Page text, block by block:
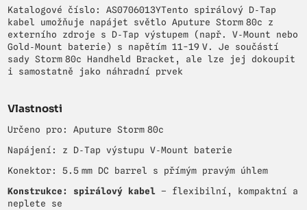
Katalogové číslo: AS0706013YTento spirálový D‑Tap
kabel umožňuje napájet světlo Aputure Storm 80c z
externího zdroje s D‑Tap výstupem (např. V‑Mount nebo
Gold‑Mount baterie) s napětím 11-19 V. Je součástí
sady Storm 80c Handheld Bracket, ale lze jej dokoupit
i samostatně jako náhradní prvek
Vlastnosti
Určeno pro: Aputure Storm 80c
Napájení: z D‑Tap výstupu V‑Mount baterie
Konektor: 5.5 mm DC barrel s přímým pravým úhlem
Konstrukce: spirálový kabel – flexibilní, kompaktní a
neplete se